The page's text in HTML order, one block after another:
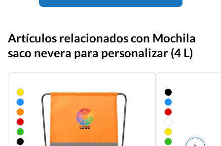
Artículos relacionados con Mochila
saco nevera para personalizar (4 L)